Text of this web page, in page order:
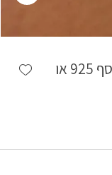
פייסטה-עגילי חישוק מלכית ירוקה כסף 925 או